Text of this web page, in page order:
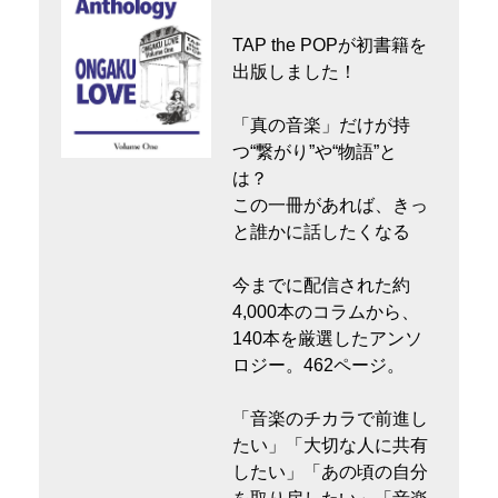
TAP the POPが初書籍を
出版しました！
「真の音楽」だけが持
つ“繋がり”や“物語”と
は？
この一冊があれば、きっ
と誰かに話したくなる
今までに配信された約
4,000本のコラムから、
140本を厳選したアンソ
ロジー。462ページ。
「音楽のチカラで前進し
たい」「大切な人に共有
したい」「あの頃の自分